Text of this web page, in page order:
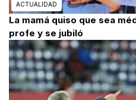
ACTUALIDAD
La mamá quiso que sea
profe y se jubiló